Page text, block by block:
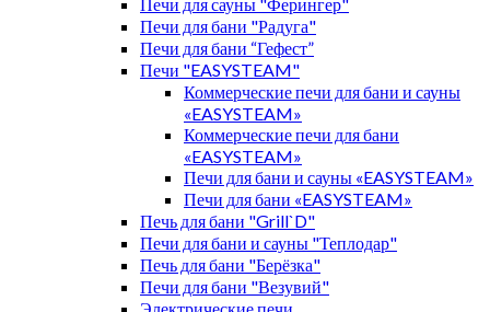
Печи для бани "Радуга"
Печи для бани “Гефест”
Печи "EASYSTEAM"
Коммерческие печи для бани и сауны
«EASYSTEAM»
Коммерческие печи для бани
«EASYSTEAM»
Печи для бани и сауны «EASYSTEAM»
Печи для бани «EASYSTEAM»
Печь для бани "Grill`D"
Печи для бани и сауны "Теплодар"
Печь для бани "Берёзка"
Печи для бани "Везувий"